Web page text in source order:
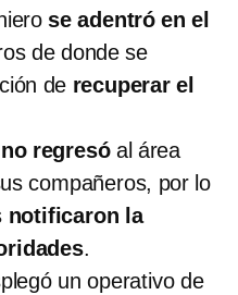
se adentró en el
de donde se
de recuperar el
no regresóal área
compañeros, por lo
notificaron la
.
un operativo de